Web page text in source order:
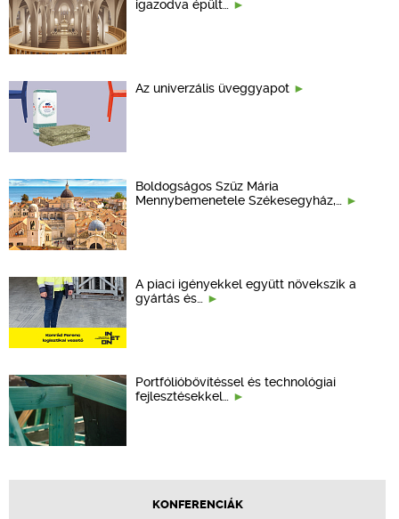
igazodva épült…
Az univerzális üveggyapot
Boldogságos Szűz Mária
Mennybemenetele Székesegyház,…
A piaci igényekkel együtt növekszik a
gyártás és…
Portfólióbővítéssel és technológiai
fejlesztésekkel…
KONFERENCIÁK